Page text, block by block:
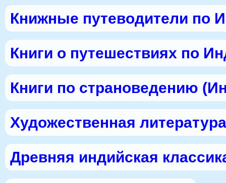
Книжные путеводители по
Книги о путешествиях по
Книги по страноведению
Художественная
Древняя индийская